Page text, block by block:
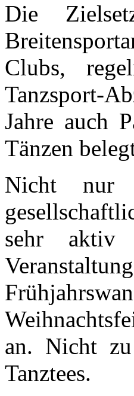
Die
Clubs,
Tanzsport-
Jahre auch
Tänzen
Nicht nur
sehr aktiv
an. Nicht
Tanztees.